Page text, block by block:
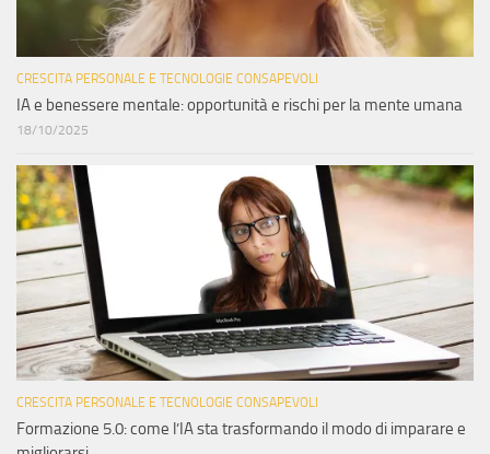
CRESCITA PERSONALE E TECNOLOGIE CONSAPEVOLI
IA e benessere mentale: opportunità e rischi per la mente umana
18/10/2025
CRESCITA PERSONALE E TECNOLOGIE CONSAPEVOLI
Formazione 5.0: come l’IA sta trasformando il modo di imparare e